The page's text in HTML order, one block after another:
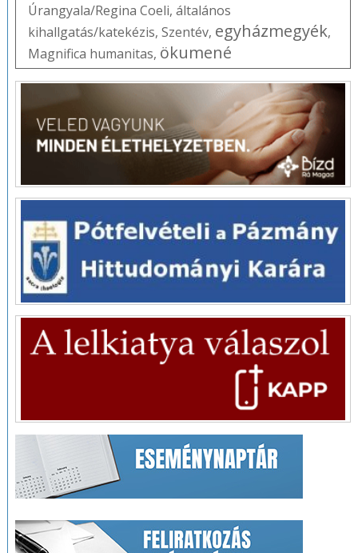
Úrangyala/Regina Coeli, általános
kihallgatás/katekézis, Szentév, egyházmegyék,
Magnifica humanitas, ökumené